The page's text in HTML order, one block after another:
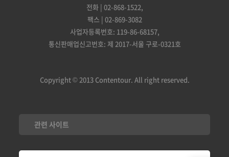
전화 | 02-868-1522,
팩스 | 02-869-3082
사업자등록번호: 119-86-68157,
통신판매업신고번호: 제 2017-서울 구로-0321호
Copyright © 2013 Contentour. All right reserved.
관련 사이트